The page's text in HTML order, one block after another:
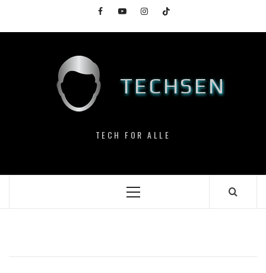
content
FacebookYouTubeInstagramTikTok
TECHSEN
TECH FOR ALLE
Primary